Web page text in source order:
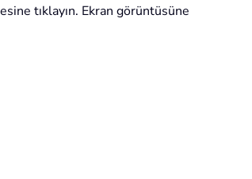
tıklayın. Ekran görüntüsüne